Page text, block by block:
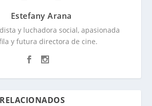
Estefany Arana
y luchadora social, apasionada
y futura directora de cine.